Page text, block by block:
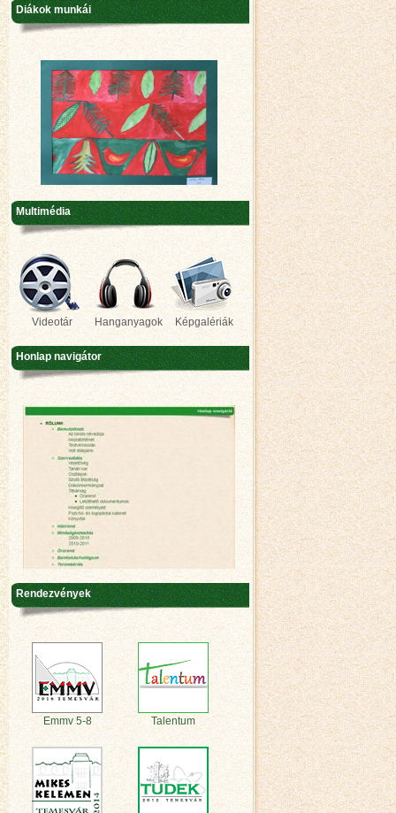
Diákok munkái
Multimédia
Videotár Hanganyagok Képgalériák
Honlap navigátor
Rendezvények
Emmv 5-8 Talentum